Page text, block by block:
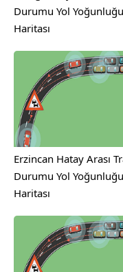
Durumu Yol
Haritası
Erzincan Hatay Arası
Durumu Yol
Haritası